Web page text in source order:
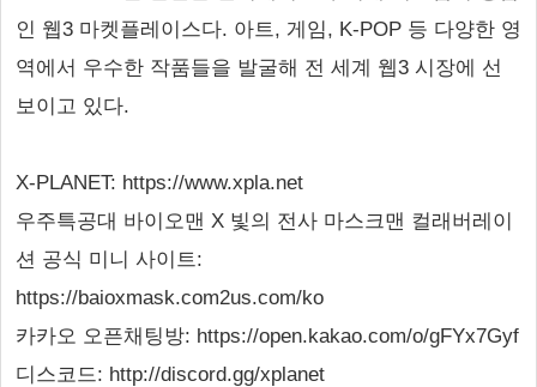
인 웹3 마켓플레이스다. 아트, 게임, K-POP 등 다양한 영
역에서 우수한 작품들을 발굴해 전 세계 웹3 시장에 선
보이고 있다.
X-PLANET: https://www.xpla.net
우주특공대 바이오맨 X 빛의 전사 마스크맨 컬래버레이
션 공식 미니 사이트:
https://baioxmask.com2us.com/ko
카카오 오픈채팅방: https://open.kakao.com/o/gFYx7Gyf
디스코드: http://discord.gg/xplanet